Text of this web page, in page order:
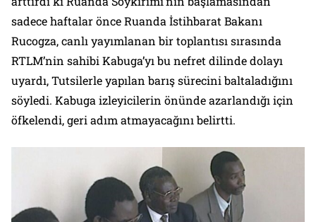
sadece haftalar önce Ruanda İstihbarat Bakanı
Rucogza, canlı yayımlanan bir toplantısı sırasında
RTLM’nin sahibi Kabuga’yı bu nefret dilinde dolayı
uyardı, Tutsilerle yapılan barış sürecini baltaladığını
söyledi. Kabuga izleyicilerin önünde azarlandığı için
öfkelendi, geri adım atmayacağını belirtti.